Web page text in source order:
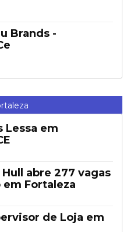
Brands -
Lessa em
abre 277 vagas
Fortaleza
de Loja em